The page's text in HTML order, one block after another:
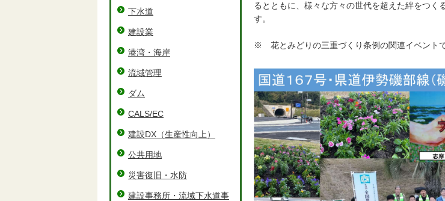
るとともに、様々な方々の世代を超えた絆をつ
す。
※ 花とみどりの三重づくり条例の関連イベントで
下水道
建設業
港湾・海岸
流域管理
ダム
CALS/EC
建設DX（⽣産性向上）
公共用地
災害復旧・水防
建設事務所・流域下水道事